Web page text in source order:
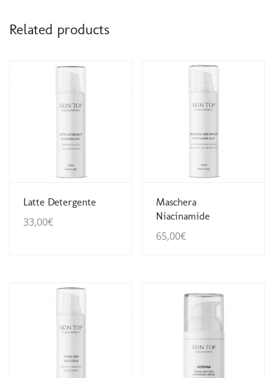
Related products
Guarda Dettagli
Latte Detergente
33,00€
Guarda Dettagli
Maschera
Niacinamide
65,00€